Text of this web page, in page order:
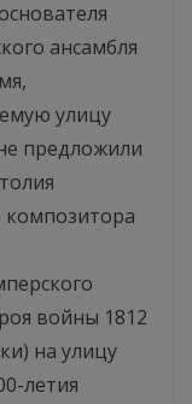
ансамбля
улицу
предложили
композитора
войны 1812
на улицу
летия